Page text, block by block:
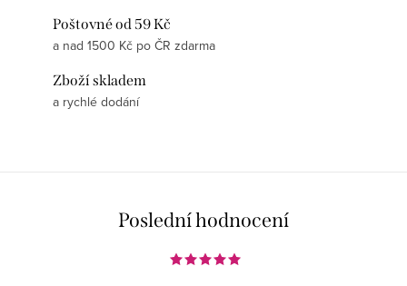
Poštovné od 59 Kč
a nad 1500 Kč po ČR zdarma
Zboží skladem
a rychlé dodání
Poslední hodnocení